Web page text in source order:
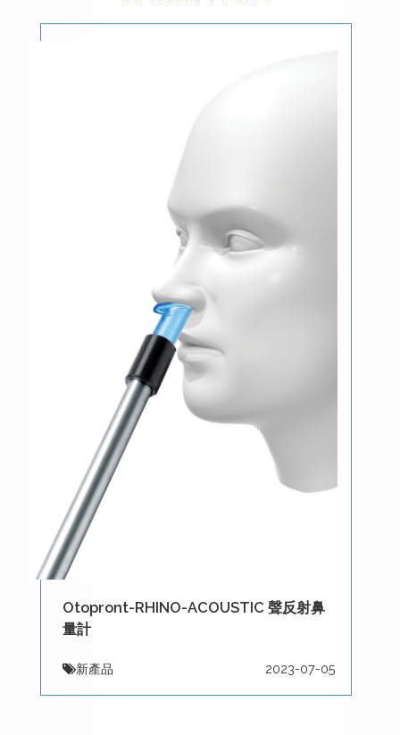
Otopront-RHINO-ACOUSTIC 聲反射鼻
量計
新產品 2023-07-05